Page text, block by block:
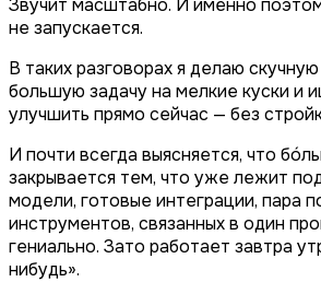
не запускается.
В таких разговорах я делаю
большую задачу на мелкие куски и
улучшить прямо сейчас — без
И почти всегда выясняется, что
закрывается тем, что уже лежит
модели, готовые интеграции, пара
инструментов, связанных в один
гениально. Зато работает завтра
нибудь».